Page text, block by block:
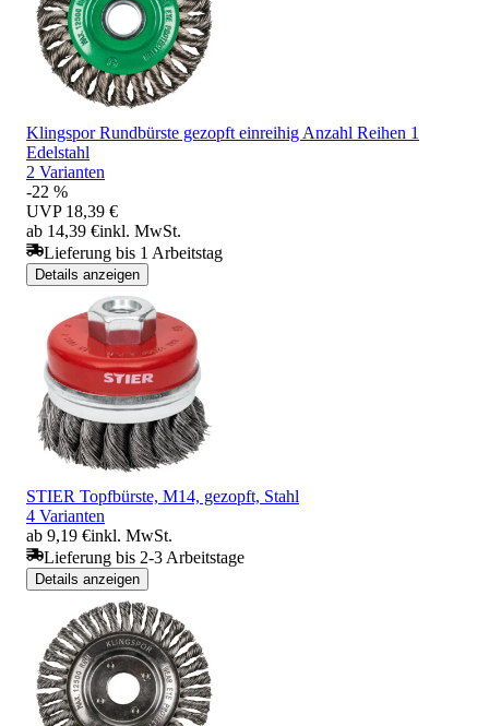
Klingspor Rundbürste gezopft einreihig Anzahl Reihen 1
Edelstahl
2 Varianten
-22 %
UVP 18,39 €
ab 14,39 €inkl. MwSt.
Lieferung bis 1 Arbeitstag
Details anzeigen
STIER Topfbürste, M14, gezopft, Stahl
4 Varianten
ab 9,19 €inkl. MwSt.
Lieferung bis 2-3 Arbeitstage
Details anzeigen